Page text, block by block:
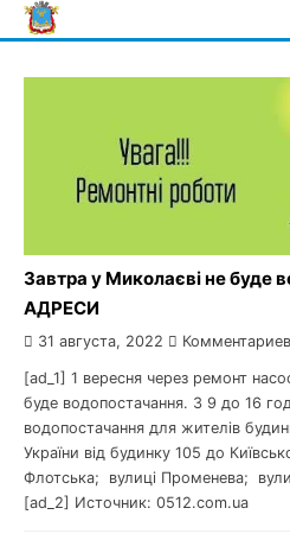
Skip
to
Завтра у Миколаєві не буде
АДРЕСИ
31 августа, 2022
[ad_1] 1 вересня через ремонт
буде водопостачання. З 9 до 16
водопостачання для жителів
України від будинку 105 до
Флотська; вулиці Променева;
[ad_2] Источник: 0512.com.ua